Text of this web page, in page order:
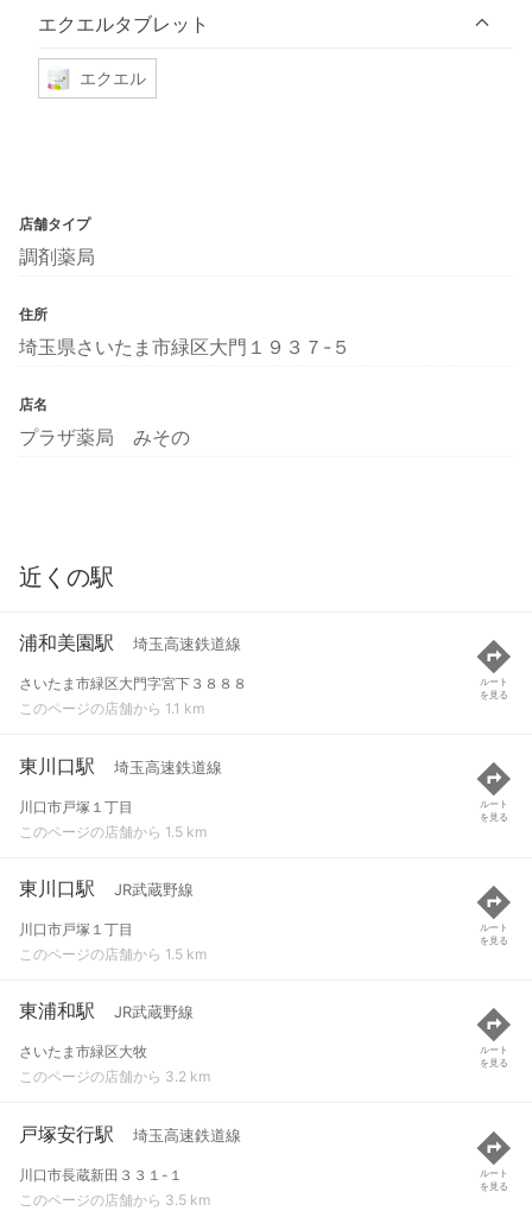
エクエルタブレット
エクエル
店舗タイプ
調剤薬局
住所
埼玉県さいたま市緑区大門１９３７-５
店名
プラザ薬局 みその
近くの駅
浦和美園駅 埼玉高速鉄道線
さいたま市緑区大門字宮下３８８８
このページの店舗から 1.1 km
ルート
を見る
東川口駅 埼玉高速鉄道線
川口市戸塚１丁目
このページの店舗から 1.5 km
ルート
を見る
東川口駅 JR武蔵野線
川口市戸塚１丁目
このページの店舗から 1.5 km
ルート
を見る
東浦和駅 JR武蔵野線
さいたま市緑区大牧
このページの店舗から 3.2 km
ルート
を見る
戸塚安行駅 埼玉高速鉄道線
川口市長蔵新田３３１-１
このページの店舗から 3.5 km
ルート
を見る